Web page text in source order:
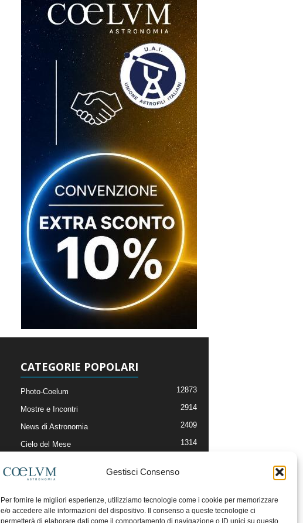
Gestisci Consenso
Per fornire le migliori esperienze, utilizziamo tecnologie come i cookie per memorizzare
e/o accedere alle informazioni del dispositivo. Il consenso a queste tecnologie ci
permetterà di elaborare dati come il comportamento di navigazione o ID unici su questo
CATEGORIE POPOLARI
Photo-Coelum 12873
Mostre e Incontri 2914
News di Astronomia 2409
Cielo del Mese 1314
Articoli e Risorse On-Line
Il Blog della Redazione